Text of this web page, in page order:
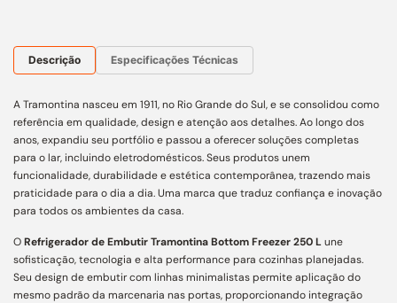
Descrição Especificações Técnicas
A Tramontina nasceu em 1911, no Rio Grande do Sul, e se consolidou como
referência em qualidade, design e atenção aos detalhes. Ao longo dos
anos, expandiu seu portfólio e passou a oferecer soluções completas
para o lar, incluindo eletrodomésticos. Seus produtos unem
funcionalidade, durabilidade e estética contemporânea, trazendo mais
praticidade para o dia a dia. Uma marca que traduz confiança e inovação
para todos os ambientes da casa.
ORefrigerador de Embutir Tramontina Bottom Freezer 250 Lune
sofisticação, tecnologia e alta performance para cozinhas planejadas.
Seu design de embutir com linhas minimalistas permite aplicação do
mesmo padrão da marcenaria nas portas, proporcionando integração